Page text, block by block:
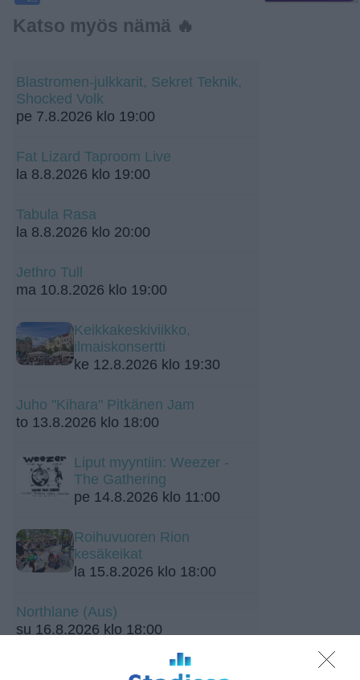
Katso myös nämä 🔥
Blastromen-julkkarit, Sekret Teknik,
Shocked Volk
pe 7.8.2026 klo 19:00
Fat Lizard Taproom Live
la 8.8.2026 klo 19:00
Tabula Rasa
la 8.8.2026 klo 20:00
Jethro Tull
ma 10.8.2026 klo 19:00
Keikkakeskiviikko,
ilmaiskonsertti
ke 12.8.2026 klo 19:30
Juho "Kihara" Pitkänen Jam
to 13.8.2026 klo 18:00
Liput myyntiin: Weezer -
The Gathering
pe 14.8.2026 klo 11:00
Roihuvuoren Rion
kesäkeikat
la 15.8.2026 klo 18:00
Northlane (Aus)
su 16.8.2026 klo 18:00
Hilland Mondays